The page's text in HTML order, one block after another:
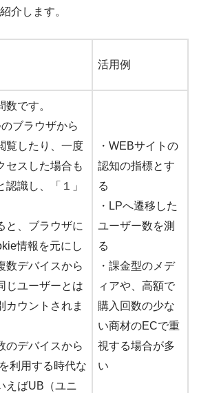
介します。
活用例
です。
ブラウザから
覧したり、一度
セスした場合も
認識し、「１」
と、ブラウザに
情報を元にし
数デバイスから
じユーザーとは
カウントされま
のデバイスから
利用する時代な
えばUB（ユニ
・WEBサイトの
認知の指標とす
る
・LPへ遷移した
ユーザー数を測
る
・課金型のメデ
ィアや、高額で
購入回数の少な
い商材のECで重
視する場合が多
い